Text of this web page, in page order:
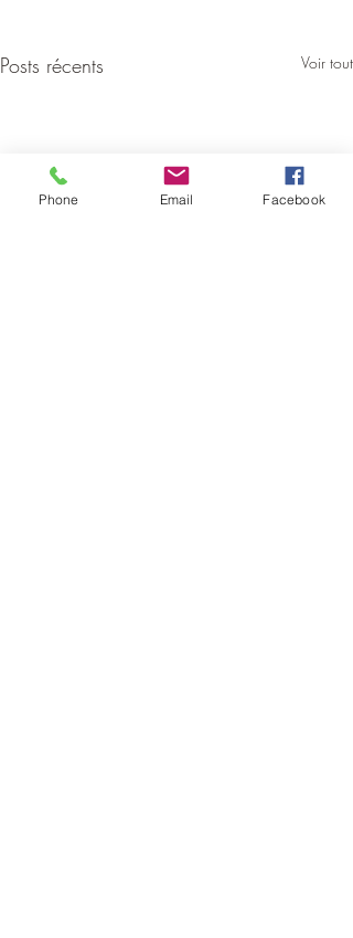
Posts récents Voir tout
Phone Email Facebook